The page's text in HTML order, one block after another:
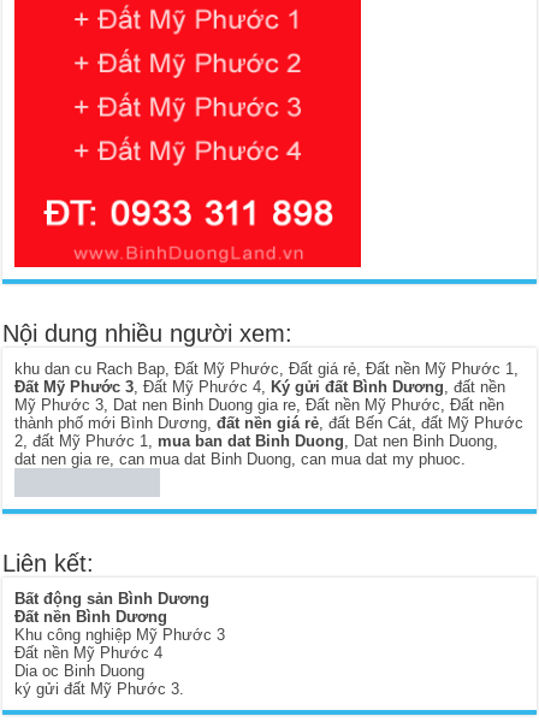
Nội dung nhiều người xem:
khu dan cu Rach Bap,Đất Mỹ Phước,Đất giá rẻ,Đất nền Mỹ Phước 1,
Đất Mỹ Phước 3,Đất Mỹ Phước 4, Ký gửi đất Bình Dương,đất nền
Mỹ Phước 3, Dat nen Binh Duong gia re,Đất nền Mỹ Phước,Đất nền
thành phố mới Bình Dương,đất nền giá rẻ,đất Bến Cát,đất Mỹ Phước
2,đất Mỹ Phước 1, mua ban dat Binh Duong, Dat nen Binh Duong,
dat nen gia re,can mua dat Binh Duong,can mua dat my phuoc.
Liên kết:
Bất động sản Bình Dương
Đất nền Bình Dương
Khu công nghiệp Mỹ Phước 3
Đất nền Mỹ Phước 4
Dia oc Binh Duong
ký gửi đất Mỹ Phước 3.